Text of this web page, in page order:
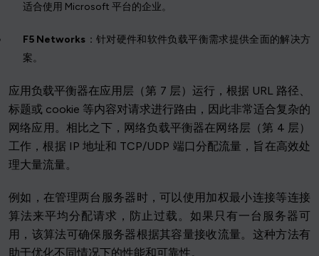
适合使用 Microsoft 平台的企业。
F5 Networks ：针对硬件和软件负载平衡需求提供全面的解决方
案。
应用负载平衡器在应用层（第 7 层）运行，根据 URL 路径、
标题或 cookie 等内容对请求进行路由，因此非常适合复杂的
网络应用。相比之下，网络负载平衡器在网络层（第 4 层）
工作，根据 IP 地址和 TCP/UDP 端口分配流量，旨在高效处
理大量流量。
例如，在管理两台服务器时，可以使用加权最小连接等连接
算法来平均分配请求，防止过载。如果只有一台服务器可
用，该算法可确保服务器根据其容量接收流量。这种方法有
助于优化不同情况下的性能和可靠性。